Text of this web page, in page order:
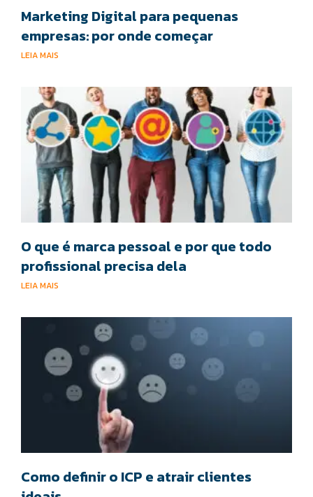
Marketing Digital para pequenas
empresas: por onde começar
LEIA MAIS
O que é marca pessoal e por que todo
profissional precisa dela
LEIA MAIS
Como definir o ICP e atrair clientes